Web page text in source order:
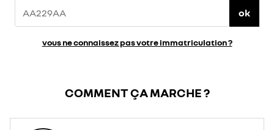
ok
vous ne connaissez pas votre immatriculation ?
COMMENT ÇA MARCHE ?